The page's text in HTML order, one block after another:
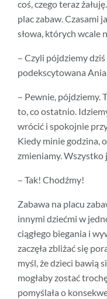
coś, czego teraz
plac zabaw. Czasami
słowa, których wcale
– Czyli pójdziemy dziś
podekscytowana
– Pewnie, pójdziemy.
to, co ostatnio.
wrócić i spokojnie
Kiedy minie godzina,
zmieniamy. Wszystko
– Tak! Chodźmy!
Zabawa na placu
innymi dziećmi w
ciągłego biegania i
zaczęła zbliżać się
myśl, że dzieci bawią
mogłaby zostać
pomyślała o